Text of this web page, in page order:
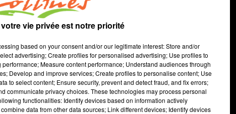
locale, Yannick Jaulin fait étape au
jumelages cette fin de semaine
cette fin de semaine à
12 min 50 sec
vie privée est notre priorité
based on your consent and/or our legitimate interest: Store and/or
advertising; Create profiles for personalised advertising; Use profiles to
Measure content performance; Understand audiences through
Develop and improve services; Create profiles to personalise content; Use
to select content; Ensure security, prevent and detect fraud, and fix errors;
communicate privacy choices. These technologies may process personal
functionalities: Identify devices based on information actively
data from other data sources; Link different devices; Identify devices